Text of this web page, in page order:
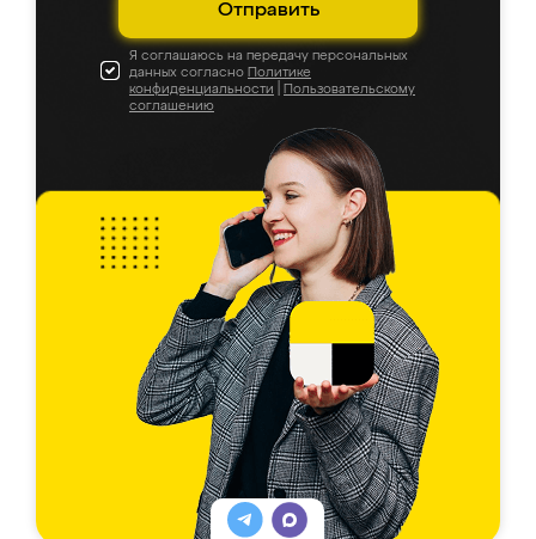
Отправить
Я соглашаюсь на передачу персональных
данных согласно Политике
конфиденциальности
Пользовательскому
соглашению